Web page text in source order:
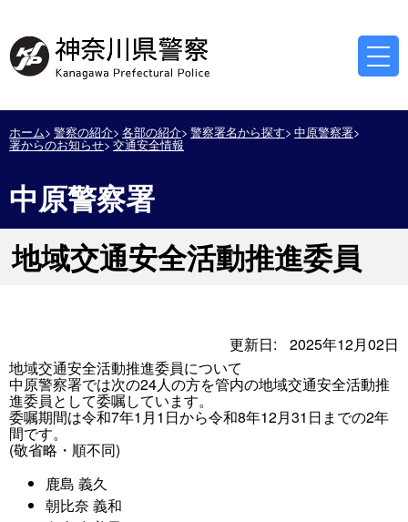
ホーム 警察の紹介 各部の紹介 警察署名から探す 中原警察署
署からのお知らせ 交通安全情報
中原警察署
地域交通安全活動推進委員
更新日:
2025年12月02日
地域交通安全活動推進委員について
中原警察署では次の24人の方を管内の地域交通安全活動推
進委員として委嘱しています。
委嘱期間は令和7年1月1日から令和8年12月31日までの2年
間です。
(敬省略・順不同)
鹿島 義久
朝比奈 義和